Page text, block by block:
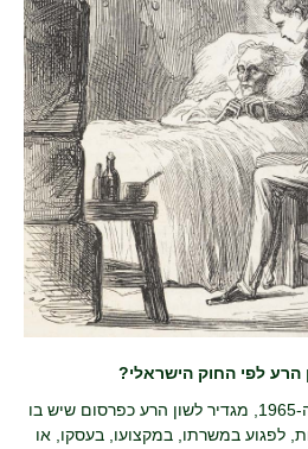
הרע לפי החוק הישראלי?
חוק איסור לשון הרע, התשכ"ה-1965, מגדיר לשון הרע כפרסום שיש בו
לפגוע במשרתו, במקצועו, בעסקו, או